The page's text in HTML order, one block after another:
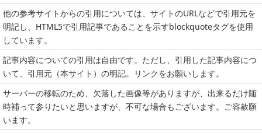
他の参考サイトからの引用については、サイトのURLなどで引用元を
明記し、HTML5で引用記事であることを示すblockquoteタグを使用
しています。
記事内容についての引用は自由です。ただし、引用した記事内容につ
いて、引用元（本サイト）の明記。リンクをお願いします。
サーバーの移転のため、欠落した画像等がありますが、出来るだけ随
時補って参りたいと思いますが、不可な場合もございます。ご容赦願
います。